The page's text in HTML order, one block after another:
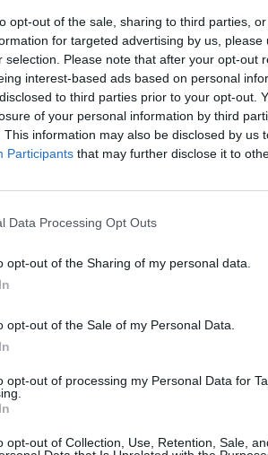
opt-out of the sale, sharing to third parties,
for targeted advertising by us,
selection. Please note that after your opt-out
interest-based ads based on personal
to third parties prior to your opt-out.
of your personal information by third
This information may also be disclosed by us
Participants that may further disclose it to
Data Processing Opt Outs
opt-out of the Sharing of my personal data.
opt-out of the Sale of my Personal Data.
opt-out of processing my Personal Data for
opt-out of Collection, Use, Retention, Sale,
ΔΕΛΗ & ΕΚΑΤΕΡΩΘΕΝ
αυτό λοιπόν οι
αγωγούς ή σε άλλα στοιχεία